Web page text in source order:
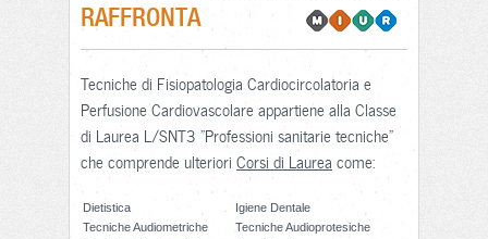
RAFFRONTA
Tecniche di Fisiopatologia Cardiocircolatoria e
Perfusione Cardiovascolare appartiene alla Classe
di Laurea L/SNT3 "Professioni sanitarie tecniche"
che comprende ulteriori Corsi di Laurea come:
Dietistica
Igiene Dentale
Tecniche Audiometriche
Tecniche Audioprotesiche